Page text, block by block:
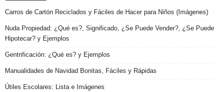
Carros de Cartón Reciclados y Fáciles de Hacer para Niños (Imágenes)
Nuda Propiedad: ¿Qué es?, Significado, ¿Se Puede Vender?, ¿Se Puede
Hipotecar? y Ejemplos
Gentrificación: ¿Qué es? y Ejemplos
Manualidades de Navidad Bonitas, Fáciles y Rápidas
Útiles Escolares: Lista e Imágenes